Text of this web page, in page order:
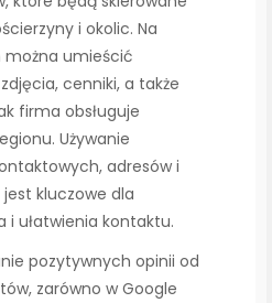
i okolic. Na
umieścić
cenniki, a także
firma obsługuje
Używanie
adresów i
kluczowe dla
i ułatwienia kontaktu.
pozytywnych opinii od
zarówno w Google